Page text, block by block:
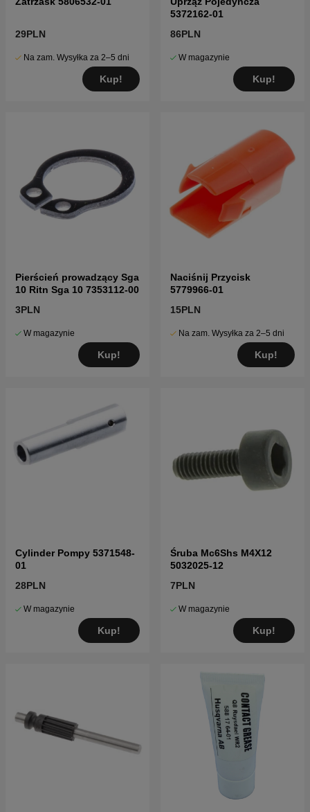
29PLN
Na zam. Wysyłka za 2–5 dni
Kup!
5372162-01
86PLN
W magazynie
Kup!
Pierścień prowadzący Sga
10 Ritn Sga 10 7353112-00
3PLN
W magazynie
Kup!
Naciśnij Przycisk
5779966-01
15PLN
Na zam. Wysyłka za 2–5 dni
Kup!
Cylinder Pompy 5371548-
01
28PLN
W magazynie
Kup!
Śruba Mc6Shs M4X12
5032025-12
7PLN
W magazynie
Kup!